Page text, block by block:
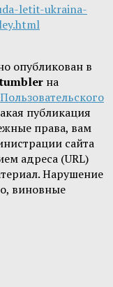
letit-ukraina-
опубликован в
на
Пользовательского
публикация
права, вам
сайта
адреса (URL)
Нарушение
виновные